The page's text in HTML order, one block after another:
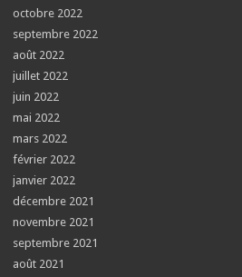
octobre 2022
septembre 2022
août 2022
juillet 2022
juin 2022
mai 2022
mars 2022
février 2022
janvier 2022
décembre 2021
novembre 2021
septembre 2021
août 2021